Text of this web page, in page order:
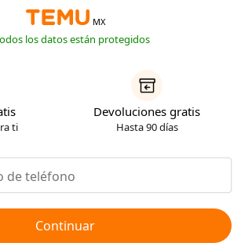
MX
los datos están protegidos
ti
Devoluciones gratis
Hasta 90 días
Continuar